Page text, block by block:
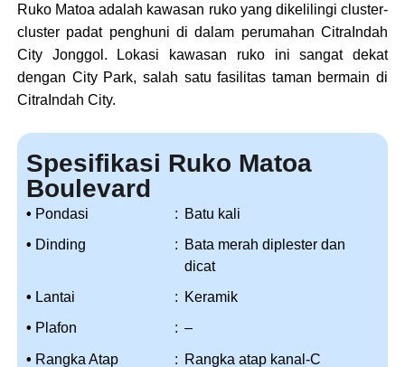
Ruko Matoa adalah kawasan ruko yang dikelilingi cluster-
cluster padat penghuni di dalam perumahan CitraIndah
City Jonggol. Lokasi kawasan ruko ini sangat dekat
dengan City Park, salah satu fasilitas taman bermain di
CitraIndah City.
Spesifikasi Ruko Matoa
Boulevard
• Pondasi : Batu kali
• Dinding : Bata merah diplester dan
dicat
• Lantai : Keramik
• Plafon : –
• Rangka Atap : Rangka atap kanal-C